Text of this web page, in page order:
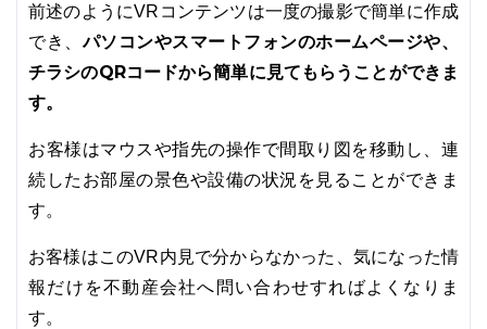
前述のようにVRコンテンツは一度の撮影で簡単に作成
でき、パソコンやスマートフォンのホームページや、
チラシのQRコードから簡単に見てもらうことができま
す。
お客様はマウスや指先の操作で間取り図を移動し、連
続したお部屋の景色や設備の状況を見ることができま
す。
お客様はこのVR内見で分からなかった、気になった情
報だけを不動産会社へ問い合わせすればよくなりま
す。